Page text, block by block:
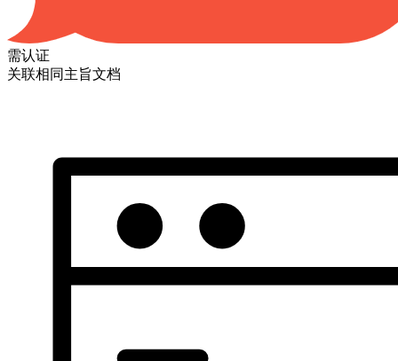
需认证
关联相同主旨文档